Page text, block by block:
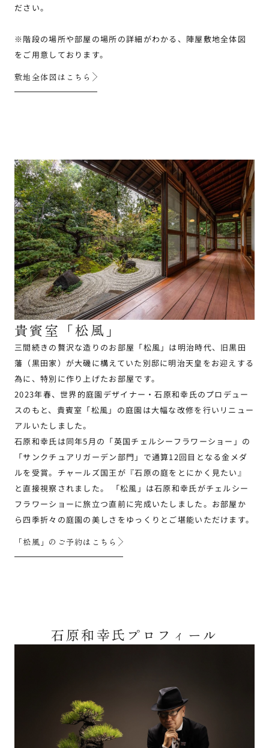
ださい。
※階段の場所や部屋の場所の詳細がわかる、陣屋敷地全体図
をご用意しております。
敷地全体図はこちら
貴賓室「松風」
三間続きの贅沢な造りのお部屋「松風」は明治時代、旧黒田
藩（黒田家）が大磯に構えていた別邸に明治天皇をお迎えする
為に、特別に作り上げたお部屋です。
2023年春、世界的庭園デザイナー・石原和幸氏のプロデュー
スのもと、貴賓室「松風」の庭園は大幅な改修を行いリニュー
アルいたしました。
石原和幸氏は同年5月の「英国チェルシーフラワーショー」の
「サンクチュアリガーデン部門」で通算12回目となる金メダ
ルを受賞。チャールズ国王が『石原の庭をとにかく見たい』
と直接視察されました。 「松風」は石原和幸氏がチェルシー
フラワーショーに旅立つ直前に完成いたしました。お部屋か
ら四季折々の庭園の美しさをゆっくりとご堪能いただけます。
「松風」のご予約はこちら
石原和幸氏プロフィール